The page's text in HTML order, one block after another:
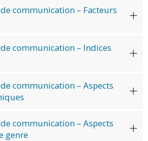
communication – Facteurs
communication – Indices
communication – Aspects
communication – Aspects
genre